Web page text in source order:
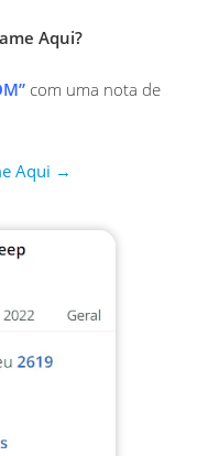
Aqui?
com uma nota de
Aqui →